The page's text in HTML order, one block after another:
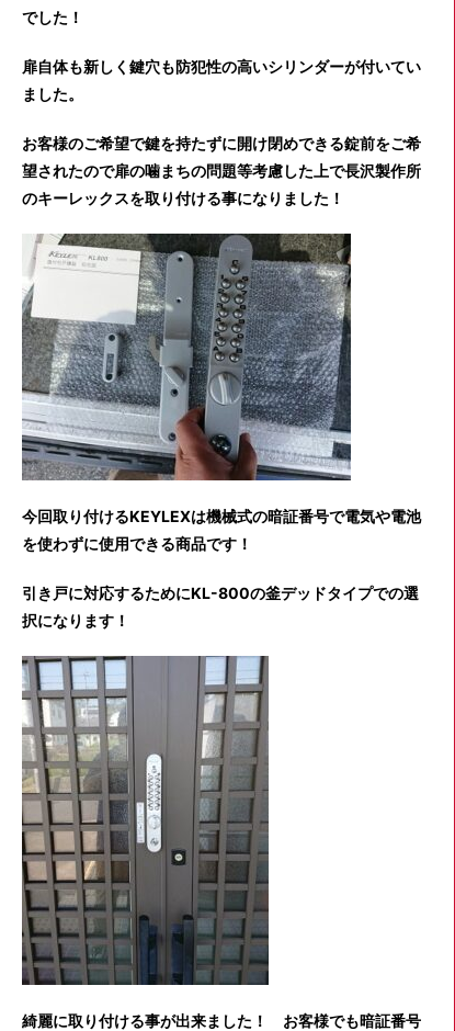
でした！
扉自体も新しく鍵穴も防犯性の高いシリンダーが付いてい
ました。
お客様のご希望で鍵を持たずに開け閉めできる錠前をご希
望されたので扉の噛まちの問題等考慮した上で長沢製作所
のキーレックスを取り付ける事になりました！
今回取り付けるKEYLEXは機械式の暗証番号で電気や電池
を使わずに使用できる商品です！
引き戸に対応するためにKL-800の釜デッドタイプでの選
択になります！
綺麗に取り付ける事が出来ました！ お客様でも暗証番号